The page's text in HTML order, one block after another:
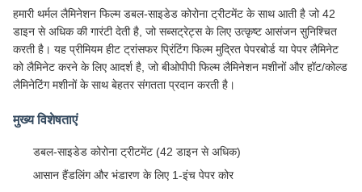
हमारी थर्मल लैमिनेशन फिल्म डबल-साइडेड कोरोना ट्रीटमेंट के साथ आती है जो 42
डाइन से अधिक की गारंटी देती है, जो सब्सट्रेट्स के लिए उत्कृष्ट आसंजन सुनिश्चित
करती है। यह प्रीमियम हीट ट्रांसफर प्रिंटिंग फिल्म मुद्रित पेपरबोर्ड या पेपर लैमिनेट
को लैमिनेट करने के लिए आदर्श है, जो बीओपीपी फिल्म लैमिनेशन मशीनों और हॉट/कोल्ड
लैमिनेटिंग मशीनों के साथ बेहतर संगतता प्रदान करती है।
मुख्य विशेषताएं
डबल-साइडेड कोरोना ट्रीटमेंट (42 डाइन से अधिक)
आसान हैंडलिंग और भंडारण के लिए 1-इंच पेपर कोर